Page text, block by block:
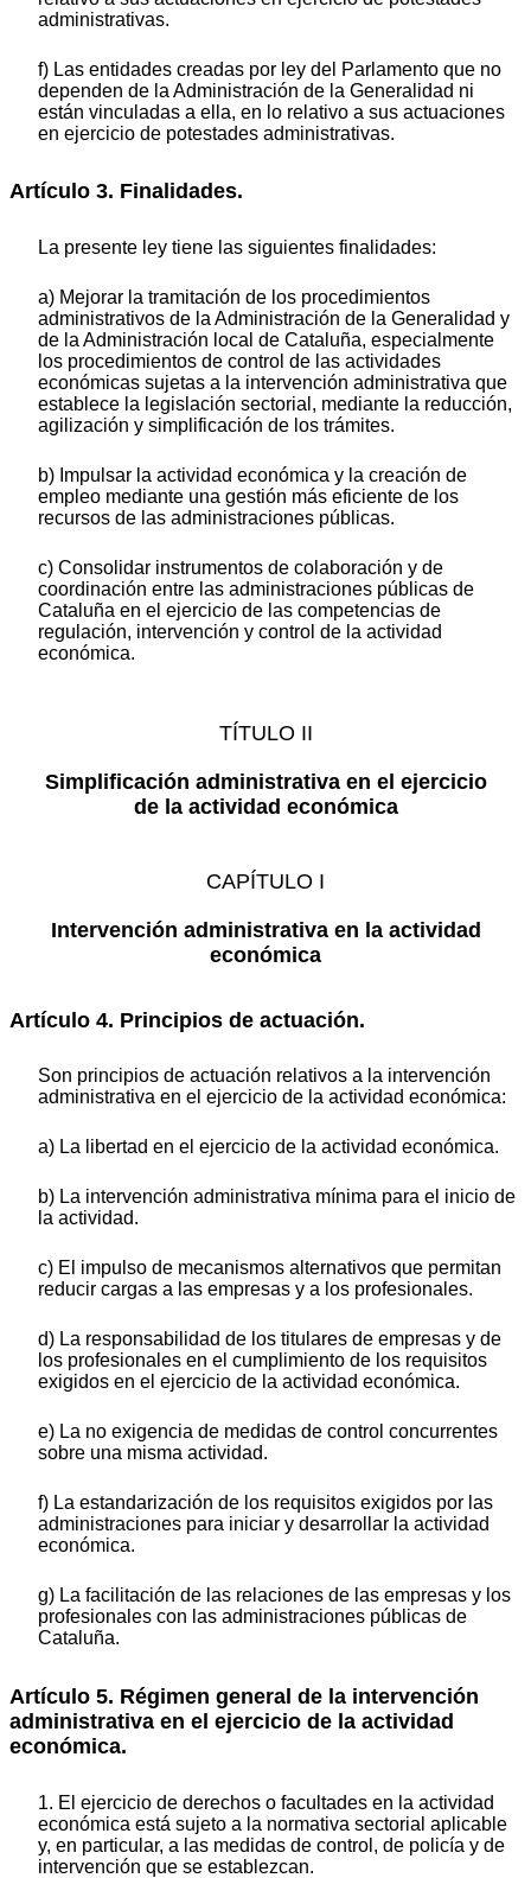
administrativas.
f) Las entidades creadas por ley del Parlamento que no
dependen de la Administración de la Generalidad ni
están vinculadas a ella, en lo relativo a sus actuaciones
en ejercicio de potestades administrativas.
Artículo 3. Finalidades.
La presente ley tiene las siguientes finalidades:
a) Mejorar la tramitación de los procedimientos
administrativos de la Administración de la Generalidad y
de la Administración local de Cataluña, especialmente
los procedimientos de control de las actividades
económicas sujetas a la intervención administrativa que
establece la legislación sectorial, mediante la reducción,
agilización y simplificación de los trámites.
b) Impulsar la actividad económica y la creación de
empleo mediante una gestión más eficiente de los
recursos de las administraciones públicas.
c) Consolidar instrumentos de colaboración y de
coordinación entre las administraciones públicas de
Cataluña en el ejercicio de las competencias de
regulación, intervención y control de la actividad
económica.
TÍTULO II
Simplificación administrativa en el ejercicio
de la actividad económica
CAPÍTULO I
Intervención administrativa en la actividad
económica
Artículo 4. Principios de actuación.
Son principios de actuación relativos a la intervención
administrativa en el ejercicio de la actividad económica:
a) La libertad en el ejercicio de la actividad económica.
b) La intervención administrativa mínima para el inicio de
la actividad.
c) El impulso de mecanismos alternativos que permitan
reducir cargas a las empresas y a los profesionales.
d) La responsabilidad de los titulares de empresas y de
los profesionales en el cumplimiento de los requisitos
exigidos en el ejercicio de la actividad económica.
e) La no exigencia de medidas de control concurrentes
sobre una misma actividad.
f) La estandarización de los requisitos exigidos por las
administraciones para iniciar y desarrollar la actividad
económica.
g) La facilitación de las relaciones de las empresas y los
profesionales con las administraciones públicas de
Cataluña.
Artículo 5. Régimen general de la intervención
administrativa en el ejercicio de la actividad
económica.
1. El ejercicio de derechos o facultades en la actividad
económica está sujeto a la normativa sectorial aplicable
y, en particular, a las medidas de control, de policía y de
intervención que se establezcan.